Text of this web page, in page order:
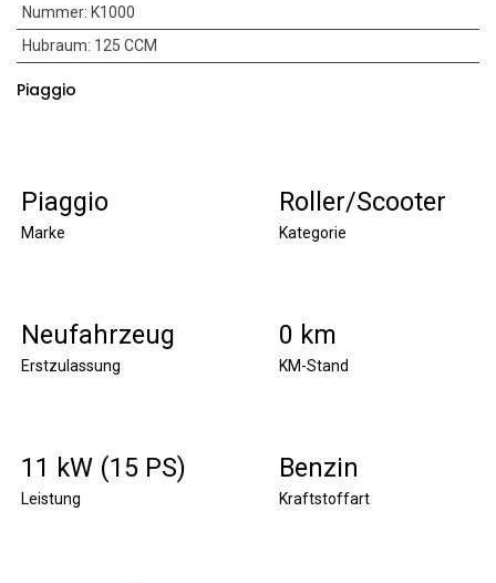
Nummer: K1000
Hubraum: 125 CCM
Piaggio
Piaggio
Marke
Roller/Scooter
Kategorie
Neufahrzeug
Erstzulassung
0 km
KM-Stand
11 kW (15 PS)
Leistung
Benzin
Kraftstoffart